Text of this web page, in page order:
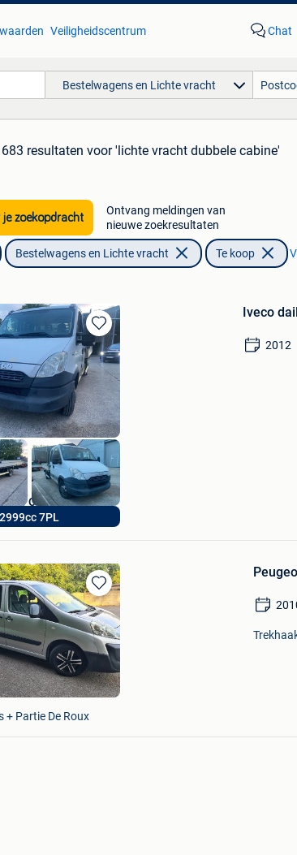
Veiligheidscentrum Chat
Bestelwagens en Lichte vracht
683 resultaten voor 'lichte vracht dubbele cabine'
je zoekopdracht
Ontvang meldingen van
nieuwe zoekresultaten
Bestelwagens en Lichte vracht Te koop
Bewaren
in
Mijn
Favorieten
2999cc 7PL
Iveco
2012
JB CARS
Bewaren
in
Mijn
Favorieten
+ Partie De Roux